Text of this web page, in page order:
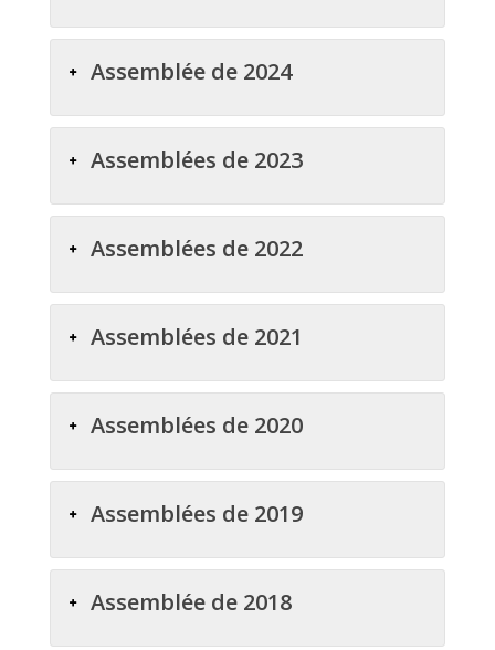
Assemblée de 2024
Assemblées de 2023
Assemblées de 2022
Assemblées de 2021
Assemblées de 2020
Assemblées de 2019
Assemblée de 2018